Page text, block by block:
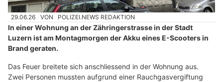
29.06.26 VON POLIZEI.NEWS REDAKTION
In einer Wohnung an der Zähringerstrasse in der Stadt
Luzern ist am Montagmorgen der Akku eines E-Scooters in
Brand geraten.
Das Feuer breitete sich anschliessend in der Wohnung aus.
Zwei Personen mussten aufgrund einer Rauchgasvergiftung